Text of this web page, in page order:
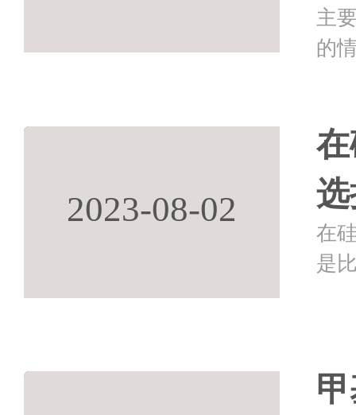
主
的
2023-08-02
在
是